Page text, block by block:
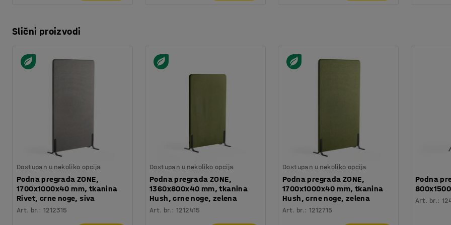
Slični proizvodi
Dostupan u nekoliko opcija
Podna pregrada ZONE,
1700x1000x40 mm, tkanina
Rivet, crne noge, siva
Art. br.:1212315
Dostupan u nekoliko opcija
Podna pregrada ZONE,
1360x800x40 mm, tkanina
Hush, crne noge, zelena
Art. br.:1212415
Dostupan u nekoliko opcija
Podna pregrada ZONE,
1700x1000x40 mm, tkanina
Hush, crne noge, zelena
Art. br.:1212715
Podna
Art. br.: